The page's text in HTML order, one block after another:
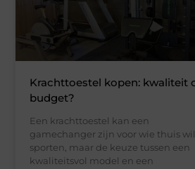
Krachttoestel kopen: kwaliteit
budget?
Een krachttoestel kan een
gamechanger zijn voor wie thuis wil
sporten, maar de keuze tussen een
kwaliteitsvol model en een